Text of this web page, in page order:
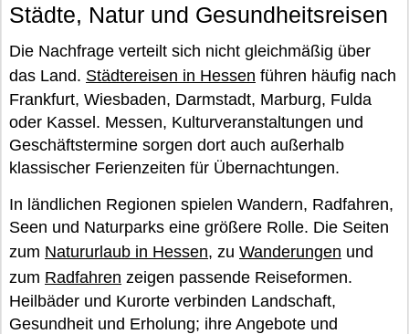
Städte, Natur und Gesundheitsreisen
Die Nachfrage verteilt sich nicht gleichmäßig über
das Land. Städtereisen in Hessen führen häufig nach
Frankfurt, Wiesbaden, Darmstadt, Marburg, Fulda
oder Kassel. Messen, Kulturveranstaltungen und
Geschäftstermine sorgen dort auch außerhalb
klassischer Ferienzeiten für Übernachtungen.
In ländlichen Regionen spielen Wandern, Radfahren,
Seen und Naturparks eine größere Rolle. Die Seiten
zum Natururlaub in Hessen, zu Wanderungen und
zum Radfahren zeigen passende Reiseformen.
Heilbäder und Kurorte verbinden Landschaft,
Gesundheit und Erholung; ihre Angebote und